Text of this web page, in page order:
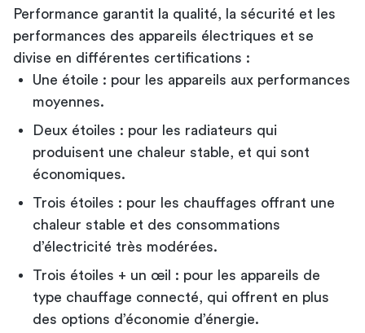
Performance garantit la qualité, la sécurité et les
performances des appareils électriques et se
divise en différentes certifications :
Une étoile : pour les appareils aux performances
moyennes.
Deux étoiles : pour les radiateurs qui
produisent une chaleur stable, et qui sont
économiques.
Trois étoiles : pour les chauffages offrant une
chaleur stable et des consommations
d’électricité très modérées.
Trois étoiles + un œil : pour les appareils de
type chauffage connecté, qui offrent en plus
des options d’économie d’énergie.